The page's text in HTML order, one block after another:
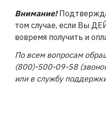
Внимание!
том случае, если Вы
вовремя получить и
По всем вопросам
(800)-500-09-58
или в службу